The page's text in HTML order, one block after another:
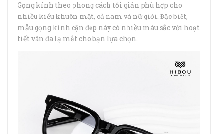
Gọng kính theo phong cách tối giản phù hợp cho
nhiều kiểu khuôn mặt, cả nam và nữ giới. Đặc biệt,
mẫu gọng kính cận đẹp này có nhiều màu sắc với hoạt
tiết vân đa lạ mắt cho bạn lựa chọn.